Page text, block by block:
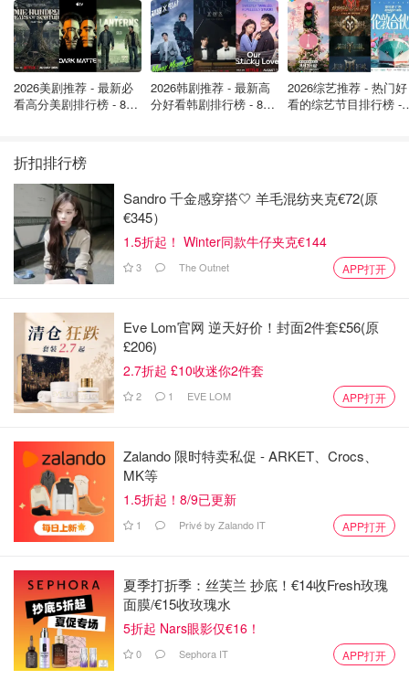
2026美剧推荐 - 最新必
看高分美剧排行榜 - 8月
2026韩剧推荐 - 最新高
分好看韩剧排行榜 - 8月
2026综艺推荐 - 热门好
看的综艺节目排行榜 -
折扣排行榜
Sandro 千金感穿搭🤍 羊毛混纺夹克€72(原
€345）
1.5折起！ Winter同款牛仔夹克€144
3 The Outnet APP打开
Eve Lom官网 逆天好价！封面2件套£56(原
£206)
2.7折起 £10收迷你2件套
2 1 EVE LOM APP打开
Zalando 限时特卖私促 - ARKET、Crocs、
MK等
1.5折起！8/9已更新
1 Privé by Zalando IT APP打开
夏季打折季：丝芙兰 抄底！€14收Fresh玫瑰
面膜/€15收玫瑰水
5折起 Nars眼影仅€16！
0 Sephora IT APP打开